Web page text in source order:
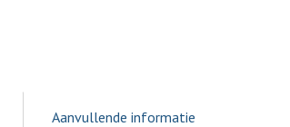
Aanvullende informatie